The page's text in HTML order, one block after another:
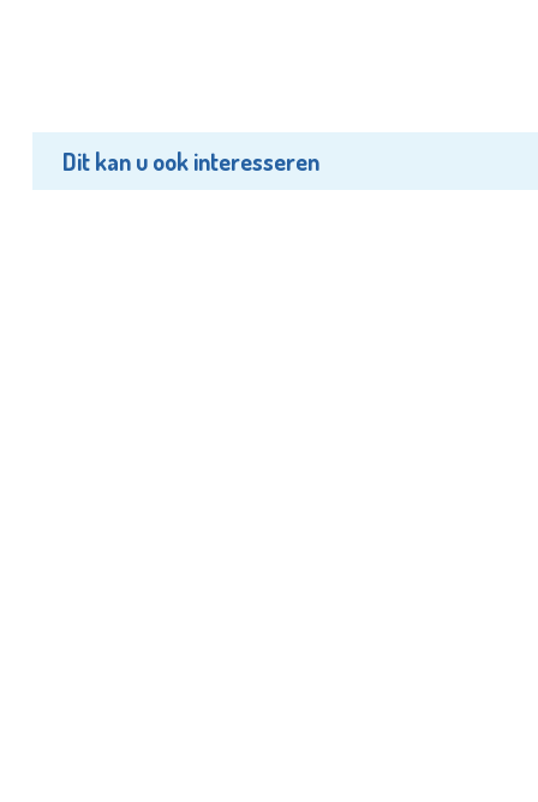
Dit kan u ook interesseren